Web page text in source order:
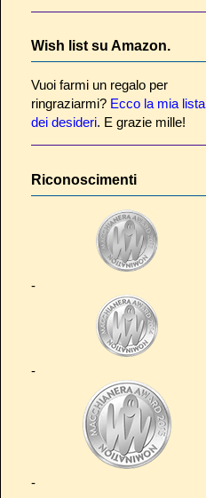
Wish list su Amazon.
Vuoi farmi un regalo per
ringraziarmi? Ecco la mia lista
dei desideri. E grazie mille!
Riconoscimenti
-
-
-